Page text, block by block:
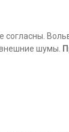
шумы.